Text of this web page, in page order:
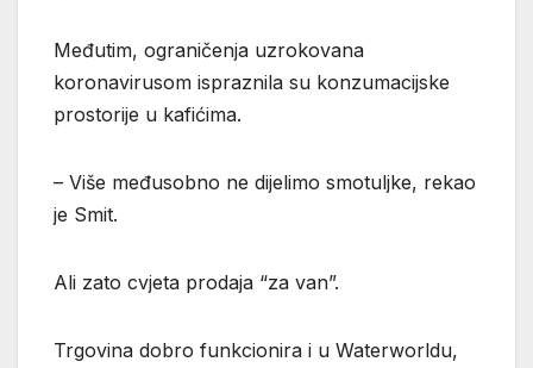
Međutim, ograničenja uzrokovana
koronavirusom ispraznila su konzumacijske
prostorije u kafićima.
– Više međusobno ne dijelimo smotuljke, rekao
je Smit.
Ali zato cvjeta prodaja “za van”.
Trgovina dobro funkcionira i u Waterworldu,